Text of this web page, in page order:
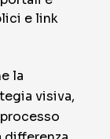
e link
la
visiva,